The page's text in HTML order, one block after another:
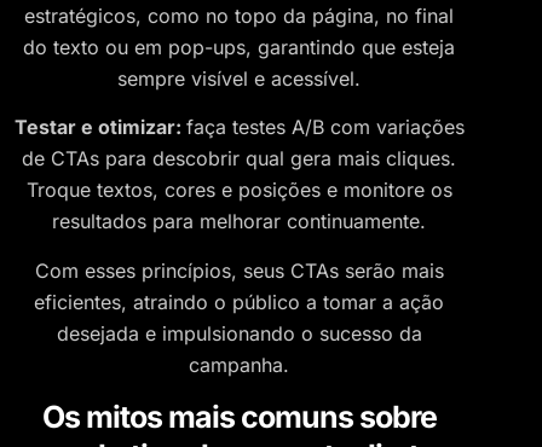
estratégicos, como no topo da página, no final
do texto ou em pop-ups, garantindo que esteja
sempre visível e acessível.
Testar e otimizar: faça testes A/B com variações
de CTAs para descobrir qual gera mais cliques.
Troque textos, cores e posições e monitore os
resultados para melhorar continuamente.
Com esses princípios, seus CTAs serão mais
eficientes, atraindo o público a tomar a ação
desejada e impulsionando o sucesso da
campanha.
Os mitos mais comuns sobre